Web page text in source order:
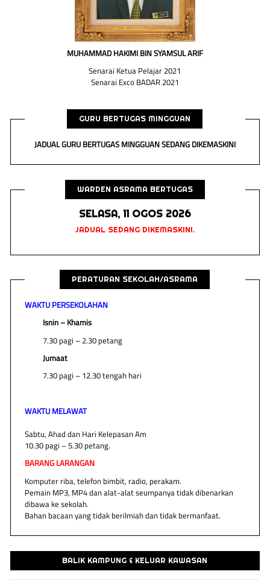
MUHAMMAD HAKIMI BIN SYAMSUL ARIF
Senarai Ketua Pelajar 2021
Senarai Exco BADAR 2021
GURU BERTUGAS MINGGUAN
JADUAL GURU BERTUGAS MINGGUAN SEDANG DIKEMASKINI
WARDEN ASRAMA BERTUGAS
SELASA, 11 OGOS 2026
JADUAL SEDANG DIKEMASKINI.
PERATURAN SEKOLAH/ASRAMA
WAKTU PERSEKOLAHAN
Isnin – Khamis
7.30 pagi – 2.30 petang
Jumaat
7.30 pagi – 12.30 tengah hari
WAKTU MELAWAT
Sabtu, Ahad dan Hari Kelepasan Am
10.30 pagi – 5.30 petang.
BARANG LARANGAN
Komputer riba, telefon bimbit, radio, perakam.
Pemain MP3, MP4 dan alat-alat seumpanya tidak dibenarkan
dibawa ke sekolah.
Bahan bacaan yang tidak berilmiah dan tidak bermanfaat.
BALIK KAMPUNG & KELUAR KAWASAN